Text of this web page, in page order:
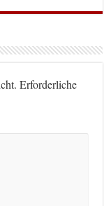
Erforderliche